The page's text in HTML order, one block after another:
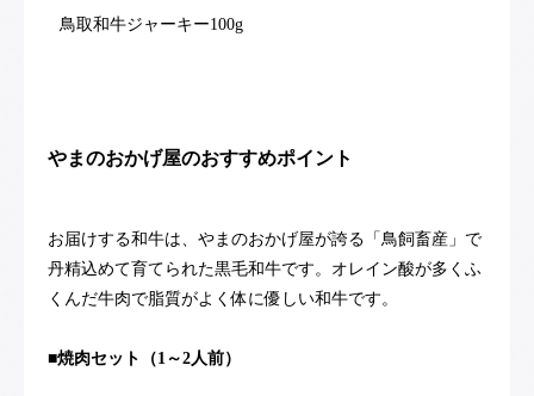
鳥取和牛ジャーキー100g
やまのおかげ屋のおすすめポイント
お届けする和牛は、やまのおかげ屋が誇る「鳥飼畜産」で
丹精込めて育てられた黒毛和牛です。オレイン酸が多くふ
くんだ牛肉で脂質がよく体に優しい和牛です。
■焼肉セット（1～2人前）